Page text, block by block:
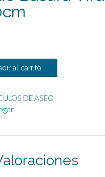
al carrito
DE ASEO